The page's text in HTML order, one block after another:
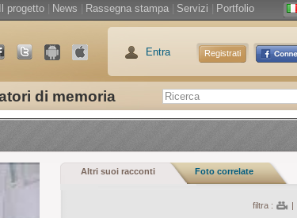
di memoria
Il progetto News Rassegna stampa Servizi Portfolio
Entra Registrati
Altri suoi racconti Foto correlate
filtra : |